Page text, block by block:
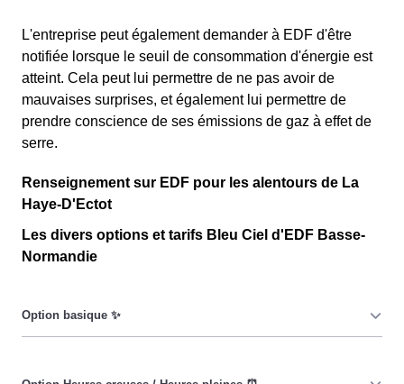
L'entreprise peut également demander à EDF d'être
notifiée lorsque le seuil de consommation d'énergie est
atteint. Cela peut lui permettre de ne pas avoir de
mauvaises surprises, et également lui permettre de
prendre conscience de ses émissions de gaz à effet de
serre.
Renseignement sur EDF pour les alentours de La
Haye-D'Ectot
Les divers options et tarifs Bleu Ciel d'EDF Basse-
Normandie